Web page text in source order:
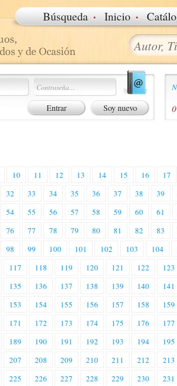
Búsqueda · Inicio ·
Soy nuevo
10 11 12 13 14 15 16 17
32 33 34 35 36 37 38 39
54 55 56 57 58 59 60 61
76 77 78 79 80 81 82 83
98 99 100 101 102 103 104
117 118 119 120 121 122 123
135 136 137 138 139 140 141
153 154 155 156 157 158 159
171 172 173 174 175 176 177
189 190 191 192 193 194 195
207 208 209 210 211 212 213
225 226 227 228 229 230 231